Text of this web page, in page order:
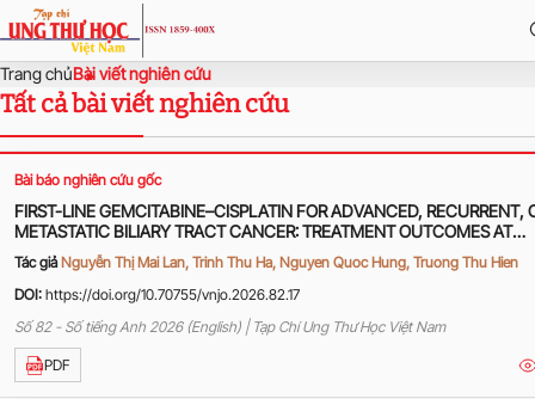
Trang chủBài viết nghiên cứu
Tất cả bài viết nghiên cứu
Bài báo nghiên cứu gốc
FIRST-LINE GEMCITABINE–CISPLATIN FOR ADVANCED, RECURRENT,
METASTATIC BILIARY TRACT CANCER: TREATMENT OUTCOMES AT
HANOI ONCOLOGY HOSPITAL
Tác giả Nguyễn Thị Mai Lan, Trinh Thu Ha, Nguyen Quoc Hung, Truong Thu Hien
DOI: https://doi.org/10.70755/vnjo.2026.82.17
Số 82 - Số tiếng Anh 2026 (English) | Tạp Chí Ung Thư Học Việt Nam
PDF